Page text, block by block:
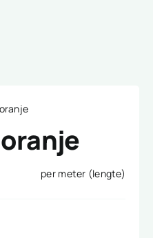
per meter (lengte)